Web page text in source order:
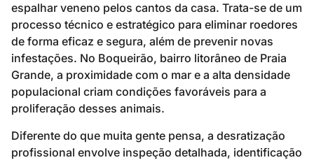
espalhar veneno pelos cantos da casa. Trata-se de um
processo técnico e estratégico para eliminar roedores
de forma eficaz e segura, além de prevenir novas
infestações. No Boqueirão, bairro litorâneo de Praia
Grande, a proximidade com o mar e a alta densidade
populacional criam condições favoráveis para a
proliferação desses animais.
Diferente do que muita gente pensa, a desratização
profissional envolve inspeção detalhada, identificação